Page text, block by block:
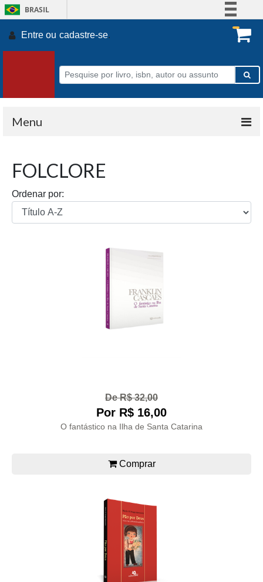
BRASIL
Participe
Acesso à informação
Legislação
Entre ou cadastre-se.
Menu
FOLCLORE
Ordenar por:
De R$ 32,00
Por R$ 16,00
O fantástico na Ilha de Santa Catarina
Comprar